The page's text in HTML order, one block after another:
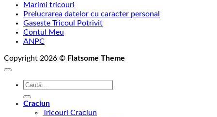
Marimi tricouri
Prelucrarea datelor cu caracter personal
Gaseste Tricoul Potrivit
Contul Meu
ANPC
Copyright 2026 © Flatsome Theme
Caută
Craciun
Tricouri Craciun